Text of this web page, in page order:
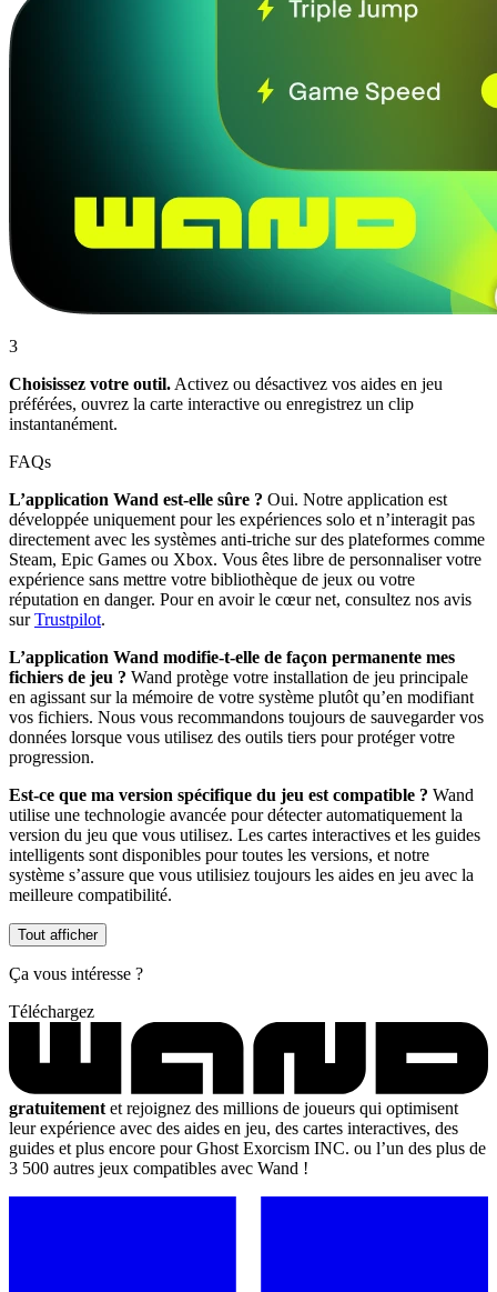
3
Choisissez votre outil. Activez ou désactivez vos aides en jeu
préférées, ouvrez la carte interactive ou enregistrez un clip
instantanément.
FAQs
L’application Wand est-elle sûre ? Oui. Notre application est
développée uniquement pour les expériences solo et n’interagit pas
directement avec les systèmes anti-triche sur des plateformes comme
Steam, Epic Games ou Xbox. Vous êtes libre de personnaliser votre
expérience sans mettre votre bibliothèque de jeux ou votre
réputation en danger. Pour en avoir le cœur net, consultez nos avis
surTrustpilot.
L’application Wand modifie-t-elle de façon permanente mes
fichiers de jeu ? Wand protège votre installation de jeu principale
en agissant sur la mémoire de votre système plutôt qu’en modifiant
vos fichiers. Nous vous recommandons toujours de sauvegarder vos
données lorsque vous utilisez des outils tiers pour protéger votre
progression.
Est-ce que ma version spécifique du jeu est compatible ? Wand
utilise une technologie avancée pour détecter automatiquement la
version du jeu que vous utilisez. Les cartes interactives et les guides
intelligents sont disponibles pour toutes les versions, et notre
système s’assure que vous utilisiez toujours les aides en jeu avec la
meilleure compatibilité.
Tout afficher
Ça vous intéresse ?
Téléchargez
gratuitement et rejoignez des millions de joueurs qui optimisent
leur expérience avec des aides en jeu, des cartes interactives, des
guides et plus encore pour Ghost Exorcism INC. ou l’un des plus de
3 500 autres jeux compatibles avec Wand !